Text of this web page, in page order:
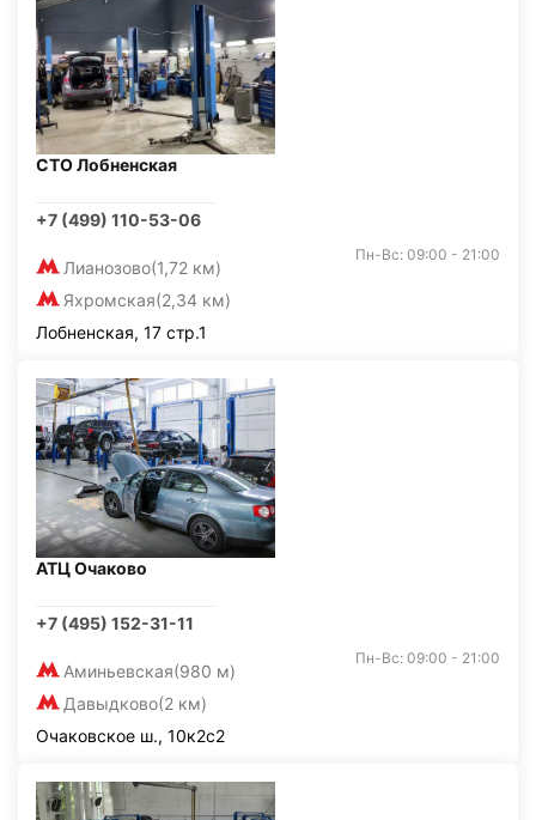
СТО Лобненская
+7 (499) 110-53-06
Лианозово(1,72 км)
Яхромская(2,34 км)
Пн-Вс: 09:00 - 21:00
Лобненская, 17 стр.1
АТЦ Очаково
+7 (495) 152-31-11
Аминьевская(980 м)
Давыдково(2 км)
Пн-Вс: 09:00 - 21:00
Очаковское ш., 10к2с2